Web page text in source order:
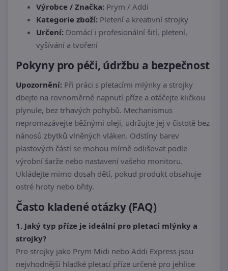
Výrobce / Značka: Prym / Addi
Kategorie zboží: Pletení a kreativní strojky
Určení: Domácí i profesionální šití, pletení,
vyšívání a tvoření
Pokyny pro péči, údržbu a bezpečnost
Upozornění: Při práci s pletacími mlýnky a strojky
dbejte na rovnoměrné napnutí příze a otáčejte kličkou
plynule, bez trhavých pohybů. Mechanismus
nepromazávejte běžnými oleji, udržujte jej v čistotě bez
nánosů zbytků vlněných vláken. Odstíny barev
plastových částí se mohou mírně odlišovat podle
výrobní šarže nebo nastavení vašeho monitoru.
Ukládejte mimo dosah dětí, pokud produkt obsahuje
ostré hroty nebo břity.
Často kladené otázky (FAQ)
1. Jaký typ příze je ideální pro pletací mlýnky a
strojky?
Pro strojky jako Prym Midi nebo Addi Express jsou
nejvhodnější hladké pletací příze určené pro jehlice